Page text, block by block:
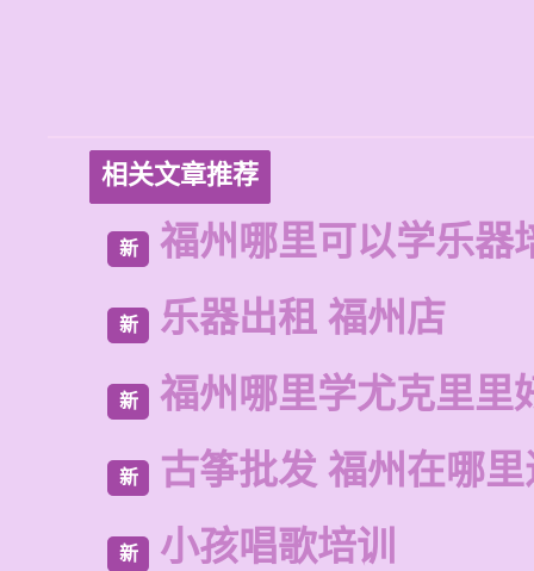
相关文章推荐
新 福州哪里可以学乐器
新 乐器出租 福州店
新 福州哪里学尤克里里
新 古筝批发 福州在哪
新 小孩唱歌培训